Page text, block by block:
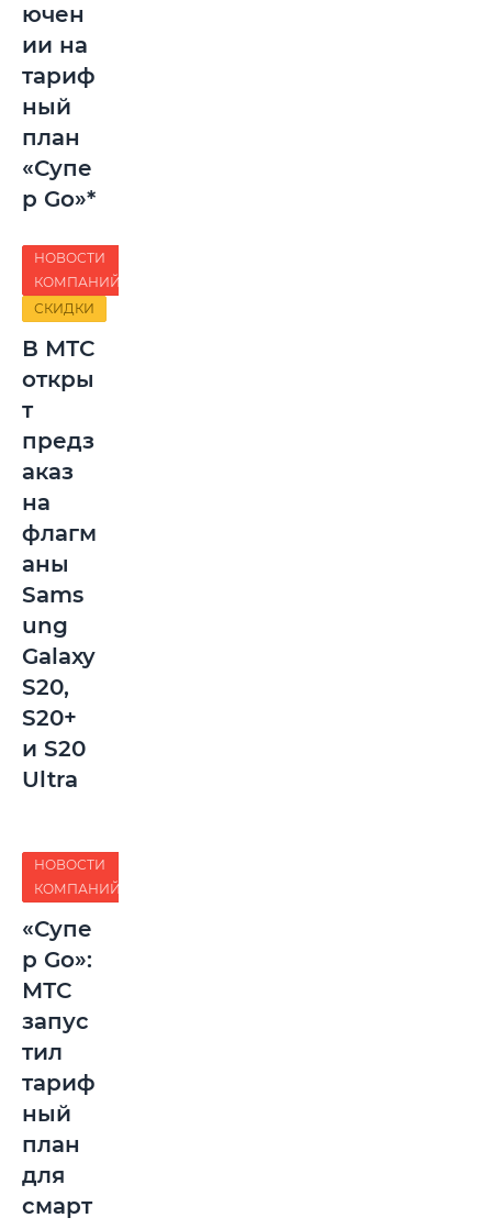
ючен
ии на
тариф
ный
план
«Супе
р Go»*
НОВОСТИ
КОМПАНИЙ
СКИДКИ
В МТС
откры
т
предз
аказ
на
флагм
аны
Sams
ung
Galaxy
S20,
S20+
и S20
Ultra
НОВОСТИ
КОМПАНИЙ
«Супе
р Go»:
МТС
запус
тил
тариф
ный
план
для
смарт